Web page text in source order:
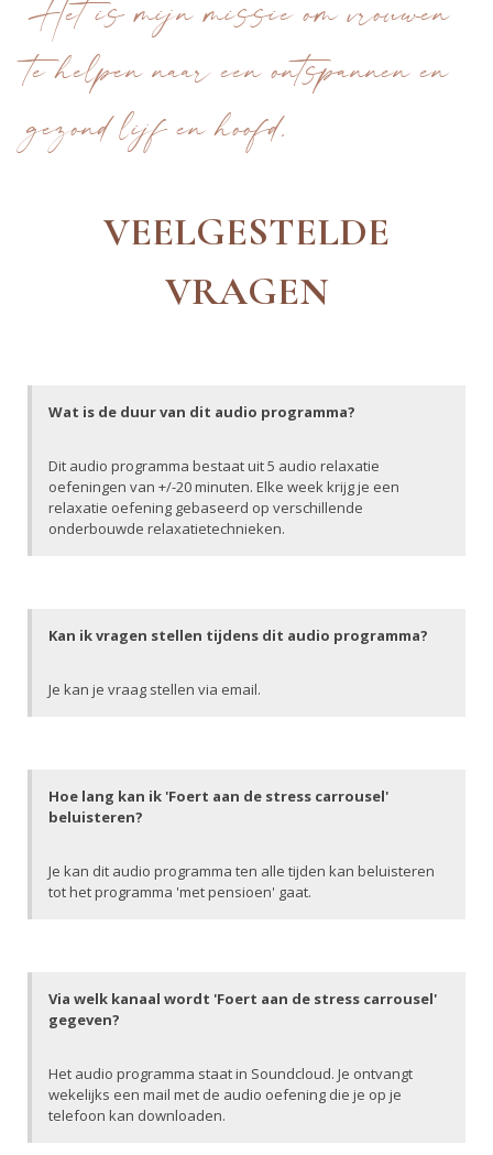
Het is mijn missie om vrouwen
te helpen naar een ontspannen en
gezond lijf en hoofd.
VEELGESTELDE
VRAGEN
Wat is de duur van dit audio programma?
Dit audio programma bestaat uit 5 audio relaxatie
oefeningen van +/-20 minuten. Elke week krijg je een
relaxatie oefening gebaseerd op verschillende
onderbouwde relaxatietechnieken.
Kan ik vragen stellen tijdens dit audio programma?
Je kan je vraag stellen via email.
Hoe lang kan ik 'Foert aan de stress carrousel'
beluisteren?
Je kan dit audio programma ten alle tijden kan beluisteren
tot het programma 'met pensioen' gaat.
Via welk kanaal wordt 'Foert aan de stress carrousel'
gegeven?
Het audio programma staat in Soundcloud. Je ontvangt
wekelijks een mail met de audio oefening die je op je
telefoon kan downloaden.